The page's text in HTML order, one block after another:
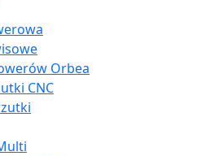
Orbea
CNC